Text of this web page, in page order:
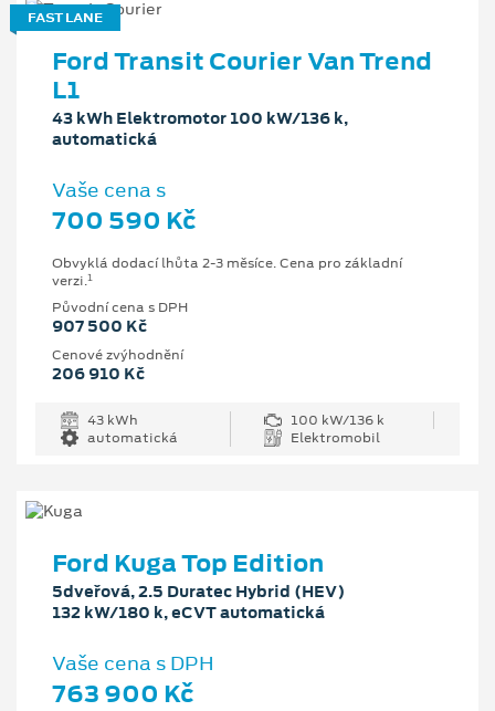
FAST LANE
Ford Transit Courier Van Trend
L1
43 kWh Elektromotor 100 kW/136 k,
automatická
Vaše cena s
700 590 Kč
Obvyklá dodací lhůta 2-3 měsíce. Cena pro základní
verzi.1
Původní cena s DPH
907 500 Kč
Cenové zvýhodnění
206 910 Kč
43 kWh
100 kW/136 k
automatická
Elektromobil
Ford Kuga Top Edition
5dveřová, 2.5 Duratec Hybrid (HEV)
132 kW/180 k, eCVT automatická
Vaše cena s DPH
763 900 Kč